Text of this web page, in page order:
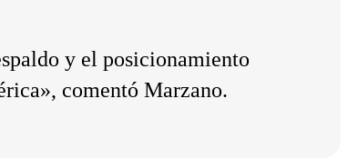
y el posicionamiento
comentó Marzano.